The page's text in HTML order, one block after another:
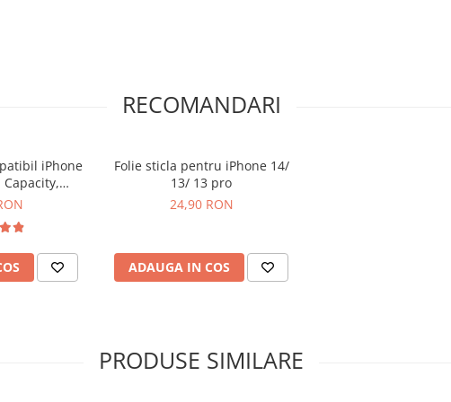
RECOMANDARI
iPhone
100%
Folie sticla pentru iPhone 14/
13/ 13 pro
24,90 RON
ADAUGA IN COS
PRODUSE SIMILARE